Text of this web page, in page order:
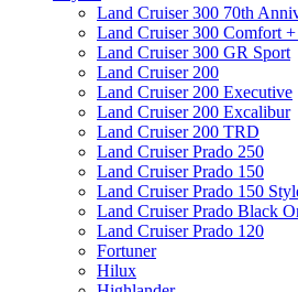
Land Cruiser 300 70th
Land Cruiser 300 Comfort +
Land Cruiser 300 GR Sport
Land Cruiser 200
Land Cruiser 200 Executive
Land Cruiser 200 Excalibur
Land Cruiser 200 TRD
Land Cruiser Prado 250
Land Cruiser Prado 150
Land Cruiser Prado 150
Land Cruiser Prado Black
Land Cruiser Prado 120
Fortuner
Hilux